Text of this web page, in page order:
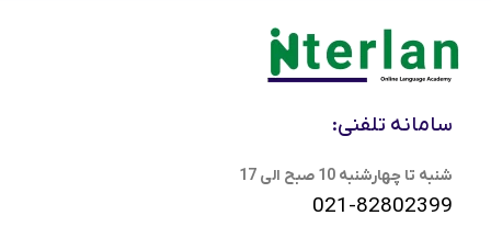
سامانه تلفنی:
شنبه تا چهارشنبه 10 صبح الی 17
021-82802399